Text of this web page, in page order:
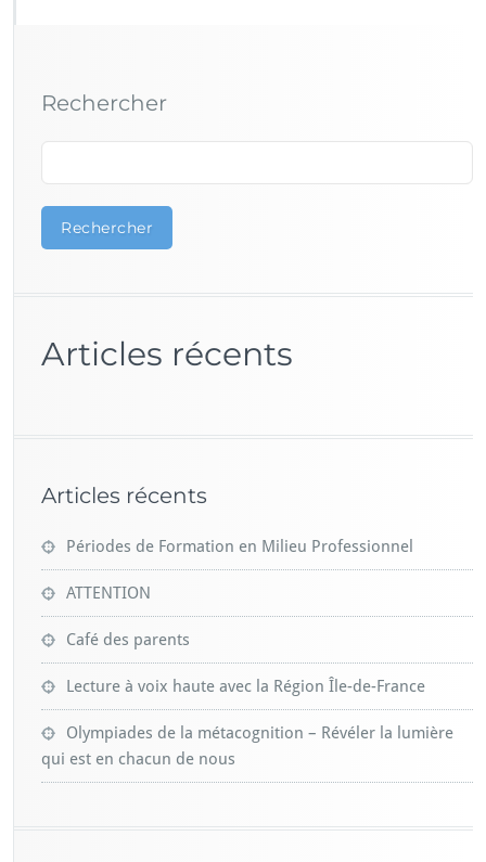
Rechercher
Rechercher
Articles récents
Articles récents
Périodes de Formation en Milieu Professionnel
ATTENTION
Café des parents
Lecture à voix haute avec la Région Île-de-France
Olympiades de la métacognition – Révéler la lumière
qui est en chacun de nous